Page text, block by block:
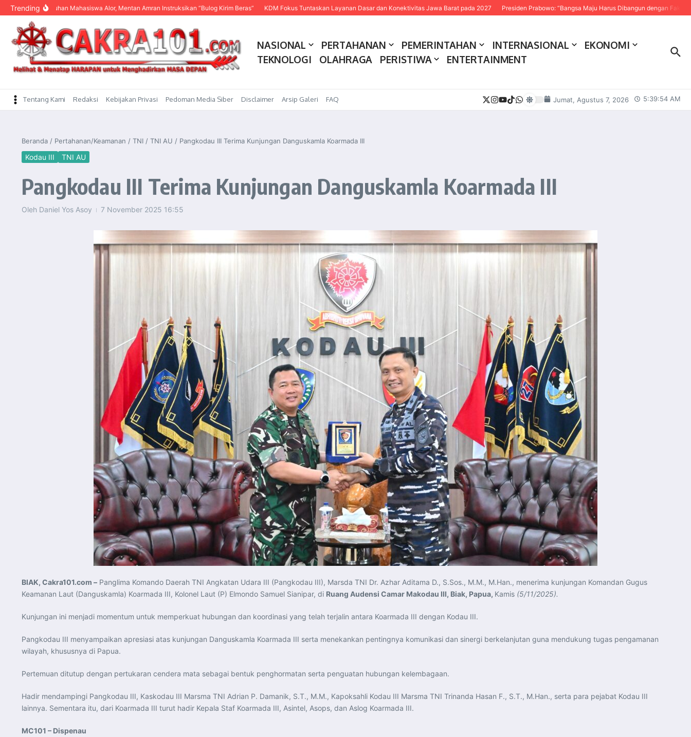
content
Trending
Keluhan Mahasiswa Alor, Mentan Amran Instruksikan “Bulog Kirim Beras” KDM Fokus Tuntaskan Layanan Dasar dan Konektivitas Jawa Barat pada 2027 Presiden Prabowo: “Bangsa Maju Harus Dibangun dengan Fakta dan Sains”
NASIONAL PERTAHANAN PEMERINTAHAN INTERNASIONAL
EKONOMI
TEKNOLOGI
OLAHRAGA PERISTIWA ENTERTAINMENT
Tentang Kami Redaksi Kebijakan Privasi Pedoman Media Siber Disclaimer Arsip Galeri FAQ Jumat, Agustus 7, 2026 5:39:55 AM
Beranda / Pertahanan/Keamanan / TNI / TNI AU / ‎Pangkodau III Terima Kunjungan Danguskamla Koarmada III
Kodau III TNI AU
‎Pangkodau III Terima Kunjungan Danguskamla Koarmada III
Oleh Daniel Yos Asoy 7 November 2025 16:55
BIAK, Cakra101.com – Panglima Komando Daerah TNI Angkatan Udara III (Pangkodau III), Marsda TNI Dr. Azhar Aditama D., S.Sos., M.M., M.Han., menerima kunjungan Komandan Gugus
Keamanan Laut (Danguskamla) Koarmada III, Kolonel Laut (P) Elmondo Samuel Sianipar, di Ruang Audensi Camar Makodau III, Biak, Papua, Kamis (5/11/2025).
Kunjungan ini menjadi momentum untuk memperkuat hubungan dan koordinasi yang telah terjalin antara Koarmada III dengan Kodau III.
Pangkodau III menyampaikan apresiasi atas kunjungan Danguskamla Koarmada III serta menekankan pentingnya komunikasi dan sinergi berkelanjutan guna mendukung tugas pengamanan
wilayah, khususnya di Papua.
Pertemuan ditutup dengan pertukaran cendera mata sebagai bentuk penghormatan serta penguatan hubungan kelembagaan.
Hadir mendampingi Pangkodau III, Kaskodau III Marsma TNI Adrian P. Damanik, S.T., M.M., Kapoksahli Kodau III Marsma TNI Trinanda Hasan F., S.T., M.Han., serta para pejabat Kodau III
lainnya. Sementara itu, dari Koarmada III turut hadir Kepala Staf Koarmada III, Asintel, Asops, dan Aslog Koarmada III.
MC101 – Dispenau